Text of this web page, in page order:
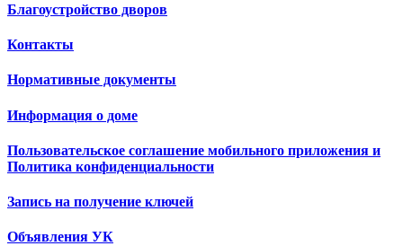
Благоустройство дворов
Контакты
Нормативные документы
Информация о доме
Пользовательское соглашение мобильного приложения и
Политика конфиденциальности
Запись на получение ключей
Объявления УК